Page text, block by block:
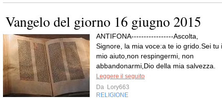
Vangelo del giorno 16 giugno 2015
ANTIFONA-----------------Ascolta,
Signore, la mia voce:a te io grido.Sei tu
mio aiuto,non respingermi, non
abbandonarmi,Dio della mia salvezza.
Leggere il seguito
Da Lory663
RELIGIONE